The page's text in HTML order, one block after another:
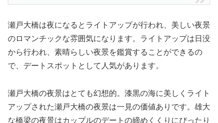
瀬戸大橋は夜になるとライトアップが行われ、美しい夜景
のロマンチックな雰囲気になります。ライトアップは日没
から行われ、素晴らしい夜景を鑑賞することができるの
で、デートスポットとして人気があります。
瀬戸大橋の夜景はとても幻想的。漆黒の海に美しくライト
アップされた瀬戸大橋の夜景は一見の価値ありです。雄大
な橋梁の夜景はカップルのデートの締めくくりにぴったり